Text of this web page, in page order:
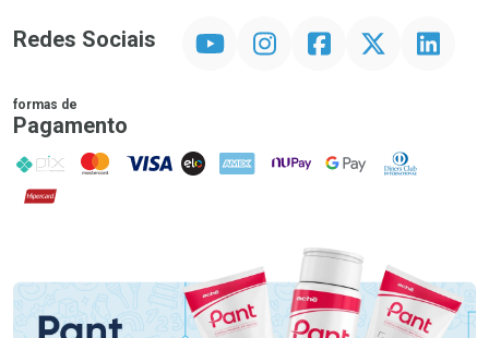
Redes Sociais InstagramFacebookTwitter Linkedin
formas de
Pagamento
PIX MasterCard
VISA ELO AMEX NuPay Google PayDiners Club
Hipercard